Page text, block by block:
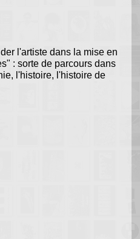
l'artiste dans la mise en
: sorte de parcours dans
l'histoire, l'histoire de